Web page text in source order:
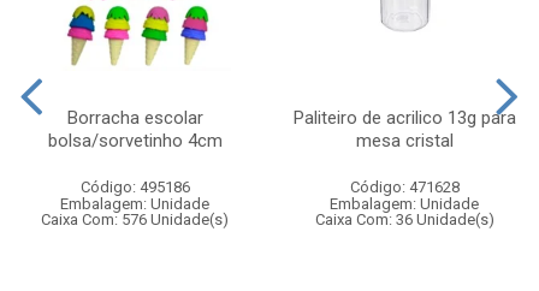
Borracha escolar
bolsa/sorvetinho 4cm
Código: 495186
Embalagem: Unidade
Caixa Com: 576 Unidade(s)
Paliteiro de acrilico 13g para
mesa cristal
Código: 471628
Embalagem: Unidade
Caixa Com: 36 Unidade(s)